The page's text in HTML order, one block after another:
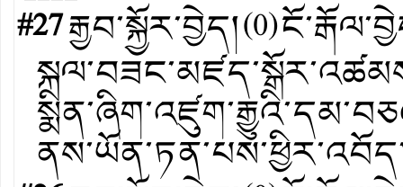
#27རྒྱབ་སྐྱོར་བྱེད།(0)